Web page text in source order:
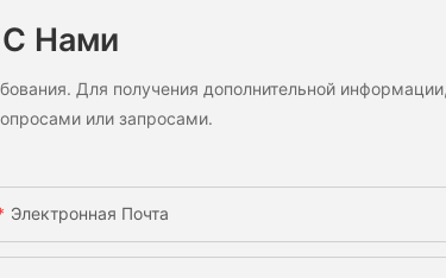
С Нами
Для получения дополнительной
или запросами.
Электронная Почта